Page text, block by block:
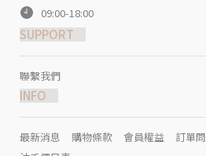
09:00-18:00
SUPPORT
聯繫我們
INFO
最新消息 購物條款 會員權益 訂單